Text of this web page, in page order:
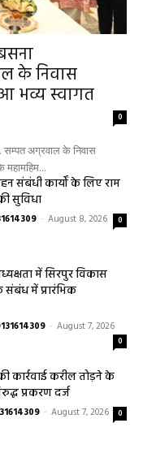
अग्रवाल के निवास
संबंधी कार्यों के लिए राम
सुविधा
0
में सिरपुर विकास
संबंध में प्रारंभिक
- August 7, 2026
0
कार्रवाई करील तोड़ने के
प्रकरण दर्ज
विद्यार्थियों को
दी जानकारी
9131614309 -
0